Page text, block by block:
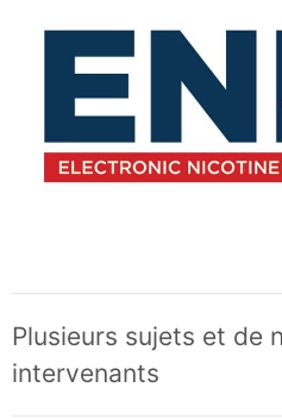
Plusieurs sujets et de
intervenants